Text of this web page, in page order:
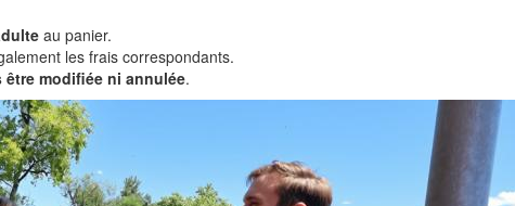
au panier.
les frais correspondants.
être modifiée ni annulée.